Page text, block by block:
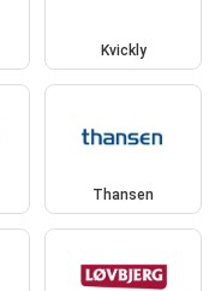
Kvickly
Thansen